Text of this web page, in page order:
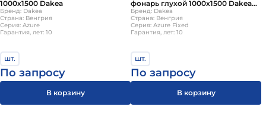
1000х1500 Dakea
Бренд: Dakea
Страна: Венгрия
Серия: Azure
Гарантия, лет: 10
шт.
По запросу
В корзину
фонарь глухой 1000х1500 Dakea
(без купола)
Бренд: Dakea
Страна: Венгрия
Серия: Azure Fixed
Гарантия, лет: 10
шт.
По запросу
В корзину